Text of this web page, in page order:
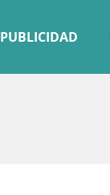
PUBLICIDAD